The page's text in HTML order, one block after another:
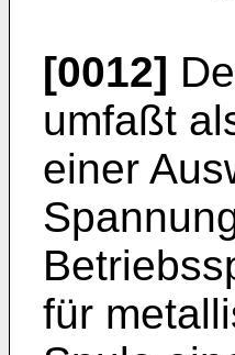
[0012]
umfaßt
einer
für